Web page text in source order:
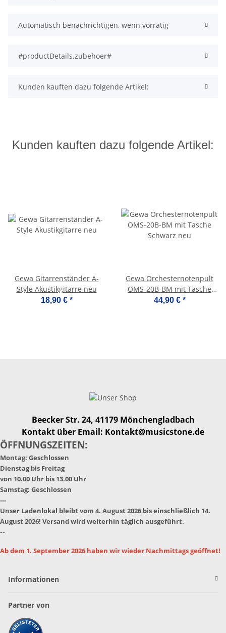
Automatisch benachrichtigen, wenn vorrätig
#productDetails.zubehoer#
Kunden kauften dazu folgende Artikel:
Kunden kauften dazu folgende Artikel:
Gewa Gitarrenständer A-
Style Akustikgitarre neu
18,90 € *
Gewa Orchesternotenpult
OMS-20B-BM mit Tasche
Schwarz neu
44,90 € *
Beecker Str. 24, 41179 Mönchengladbach
Kontakt über Email: Kontakt@musicstone.de
ÖFFNUNGSZEITEN:
Montag: Geschlossen
Dienstag bis Freitag
von 10.00 Uhr bis 13.00 Uhr
Samstag: Geschlossen
---
Unser Ladenlokal bleibt vom 4. August 2026 bis einschließlich 14.
August 2026! Versand wird weiterhin täglich ausgeführt.
--
Ab dem 1. September 2026 haben wir wieder Nachmittags geöffnet!
Informationen
Partner von